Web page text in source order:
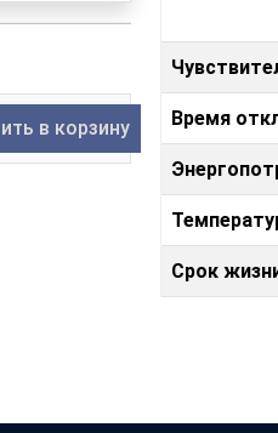
в корзину Время
Срок